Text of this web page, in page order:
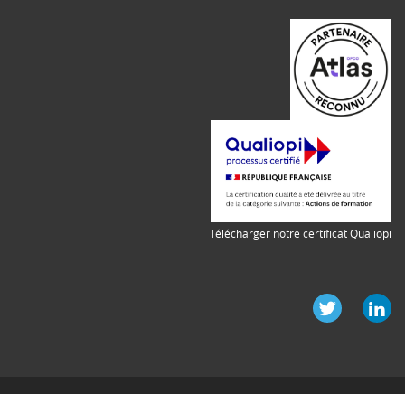
Télécharger notre certificat Qualiopi